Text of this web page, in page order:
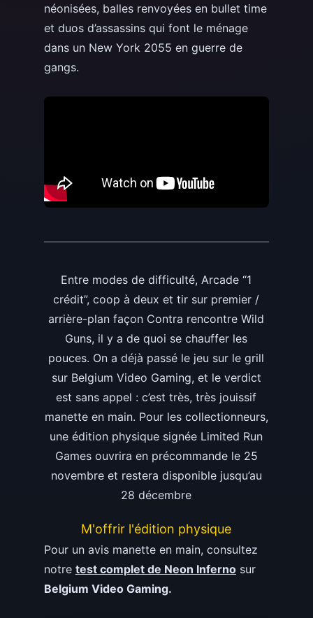
néonisées, balles renvoyées en bullet time
et duos d’assassins qui font le ménage
dans un New York 2055 en guerre de
gangs.
Entre modes de difficulté, Arcade “1
crédit”, coop à deux et tir sur premier /
arrière-plan façon Contra rencontre Wild
Guns, il y a de quoi se chauffer les
pouces. On a déjà passé le jeu sur le grill
sur Belgium Video Gaming, et le verdict
est sans appel : c’est très, très jouissif
manette en main. Pour les collectionneurs,
une édition physique signée Limited Run
Games ouvrira en précommande le 25
novembre et restera disponible jusqu’au
28 décembre
M'offrir l'édition physique
Pour un avis manette en main, consultez
notre test complet de Neon Infernosur
Belgium Video Gaming.